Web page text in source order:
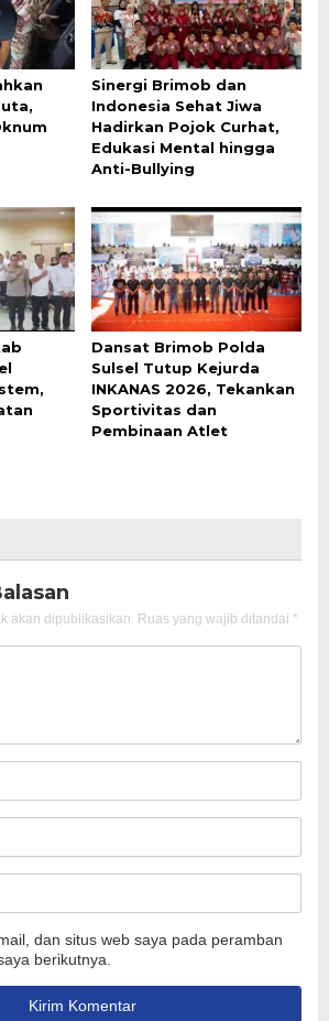
Sinergi Brimob dan
Indonesia Sehat Jiwa
Hadirkan Pojok Curhat,
Edukasi Mental hingga
Anti-Bullying
Dansat Brimob Polda
Sulsel Tutup Kejurda
INKANAS 2026, Tekankan
Sportivitas dan
Pembinaan Atlet
akan dipublikasikan. Ruas yang wajib ditandai *
dan situs web saya pada peramban
berikutnya.